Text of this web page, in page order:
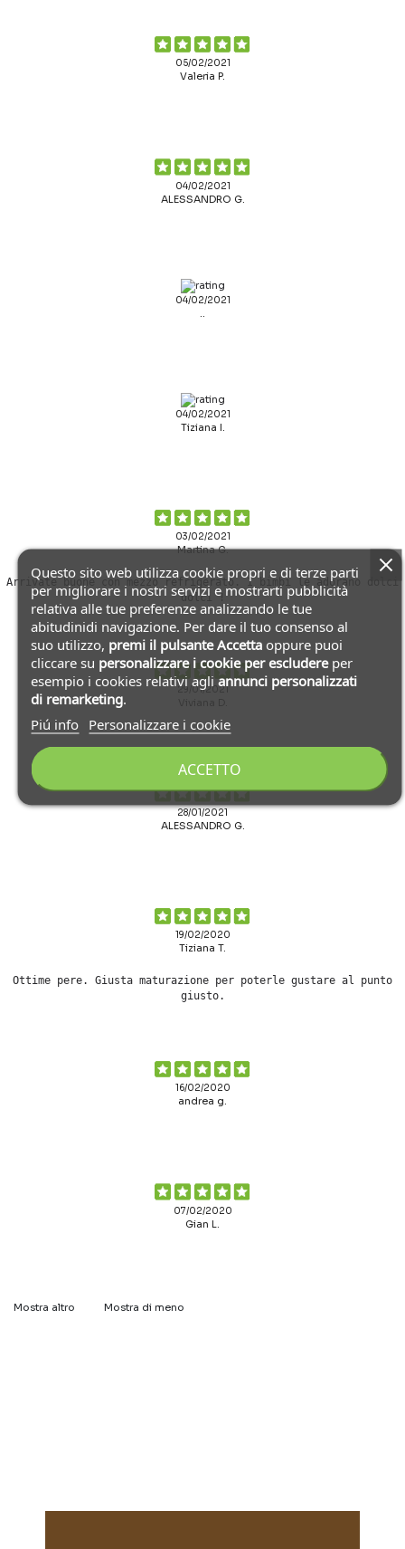
05/02/2021
Valeria P.
04/02/2021
ALESSANDRO G.
04/02/2021
04/02/2021
Tiziana I.
03/02/2021
Martina G.
Arrivate buone con mezzo refrigerato. I bimbi le adorano dolci
dolci !
29/01/2021
28/01/2021
ALESSANDRO G.
19/02/2020
Tiziana T.
Ottime pere. Giusta maturazione per poterle gustare al punto
giusto.
16/02/2020
andrea g.
07/02/2020
Gian L.
Mostra altro Mostra di meno
Questo sito web utilizza cookie propri e di terze parti
per migliorare i nostri servizi e mostrarti pubblicità
relativa alle tue preferenze analizzando le tue
abitudinidi navigazione. Per dare il tuo consenso al
suo utilizzo, premi il pulsante Accetta oppure puoi
cliccare su personalizzare i cookie per escludereper
esempio i cookies relativi agli annunci personalizzati
di remarketing.
Piú info Personalizzare i cookie
ACCETTO